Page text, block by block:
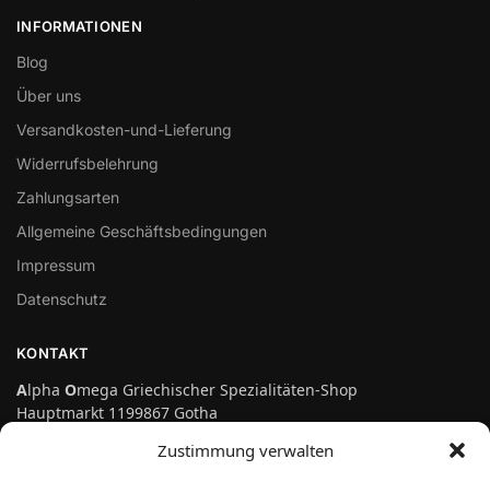
Zustimmung verwalten
INFORMATIONEN
Blog
Über uns
Versandkosten-und-Lieferung
Widerrufsbelehrung
Zahlungsarten
Allgemeine Geschäftsbedingungen
Impressum
Datenschutz
KONTAKT
Alpha Omega Griechischer Spezialitäten-Shop
Hauptmarkt 1199867 Gotha
info@genuss-auf-griechisch.de